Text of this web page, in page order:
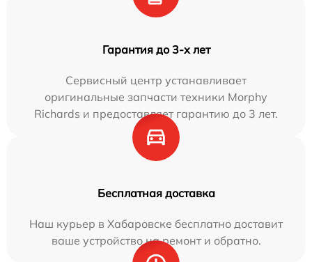
Гарантия до 3-х лет
Сервисный центр устанавливает
оригинальные запчасти техники Morphy
Richards и предоставляет гарантию до 3 лет.
Бесплатная доставка
Наш курьер в Хабаровске бесплатно доставит
ваше устройство на ремонт и обратно.